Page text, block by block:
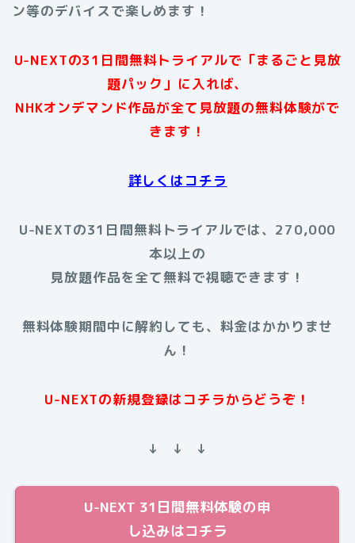
ン等のデバイスで楽しめます！
U-NEXTの31日間無料トライアルで「まるごと見放
題パック」に入れば、
NHKオンデマンド作品が全て見放題の無料体験がで
きます！
詳しくはコチラ
U-NEXTの31日間無料トライアルでは、270,000
本以上の
見放題作品を全て無料で視聴できます！
無料体験期間中に解約しても、料金はかかりませ
ん！
U-NEXTの新規登録はコチラからどうぞ！
↓ ↓ ↓
U-NEXT 31日間無料体験の申
し込みはコチラ